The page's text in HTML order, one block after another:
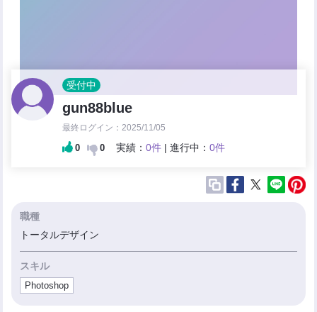
受付中
gun88blue
最終ログイン：2025/11/05
0 0 実績：0件 | 進行中：0件
職種
トータルデザイン
スキル
Photoshop